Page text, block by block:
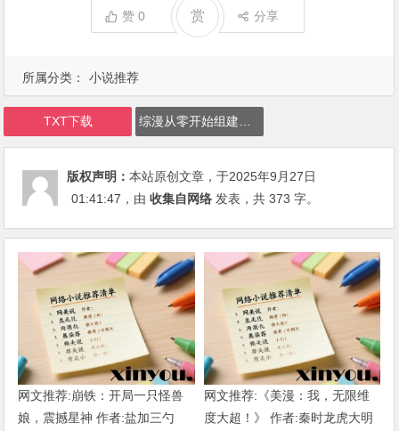
所属分类： 小说推荐
赞0 赏 分享
TXT下载 综漫从零开始组建神群至卷五下载
版权声明：本站原创文章，于2025年9月27日
01:41:47 ，由收集自网络 发表，共 373 字。
网文推荐:崩铁：开局一只怪兽
娘，震撼星神 作者:盐加三勺
网文推荐:《美漫：我，无限维
度大超！》 作者:秦时龙虎大明